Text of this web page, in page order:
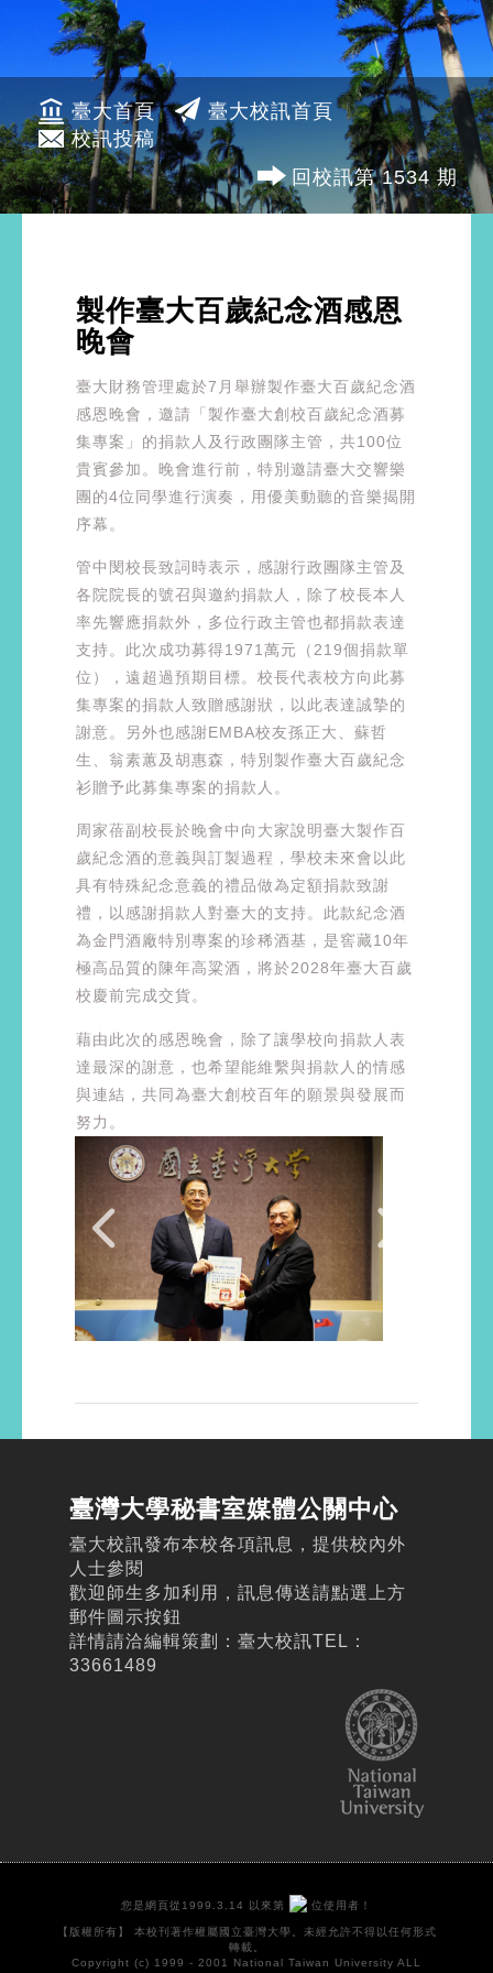
臺大首頁
臺大校訊首頁
校訊投稿
回校訊第 1534 期
製作臺大百歲紀念酒感恩
晚會
臺大財務管理處於7月舉辦製作臺大百歲紀念酒
感恩晚會，邀請「製作臺大創校百歲紀念酒募
集專案」的捐款人及行政團隊主管，共100位
貴賓參加。晚會進行前，特別邀請臺大交響樂
團的4位同學進行演奏，用優美動聽的音樂揭開
序幕。
管中閔校長致詞時表示，感謝行政團隊主管及
各院院長的號召與邀約捐款人，除了校長本人
率先響應捐款外，多位行政主管也都捐款表達
支持。此次成功募得1971萬元（219個捐款單
位），遠超過預期目標。校長代表校方向此募
集專案的捐款人致贈感謝狀，以此表達誠摯的
謝意。另外也感謝EMBA校友孫正大、蘇哲
生、翁素蕙及胡惠森，特別製作臺大百歲紀念
衫贈予此募集專案的捐款人。
周家蓓副校長於晚會中向大家說明臺大製作百
歲紀念酒的意義與訂製過程，學校未來會以此
具有特殊紀念意義的禮品做為定額捐款致謝
禮，以感謝捐款人對臺大的支持。此款紀念酒
為金門酒廠特別專案的珍稀酒基，是窖藏10年
極高品質的陳年高粱酒，將於2028年臺大百歲
校慶前完成交貨。
藉由此次的感恩晚會，除了讓學校向捐款人表
達最深的謝意，也希望能維繫與捐款人的情感
與連結，共同為臺大創校百年的願景與發展而
努力。
臺灣大學秘書室媒體公關中心
臺大校訊發布本校各項訊息，提供校內外
人士參閱
歡迎師生多加利用，訊息傳送請點選上方
郵件圖示按鈕
詳情請洽編輯策劃：臺大校訊TEL：
33661489
您是網頁從1999.3.14 以來第 位使用者！
【版權所有】 本校刊著作權屬國立臺灣大學。未經允許不得以任何形式
轉載。